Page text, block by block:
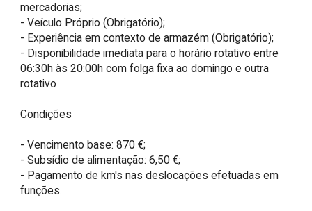
mercadorias;
- Veículo Próprio (Obrigatório);
- Experiência em contexto de armazém (Obrigatório);
- Disponibilidade imediata para o horário rotativo entre
06:30h às 20:00h com folga fixa ao domingo e outra
rotativo
Condições
- Vencimento base: 870 €;
- Subsídio de alimentação: 6,50 €;
- Pagamento de km's nas deslocações efetuadas em
funções.